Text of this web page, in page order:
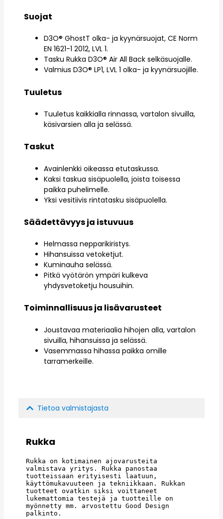
Suojat
D3O® GhostT olka- ja kyynärsuojat, CE Norm
EN 1621-1 2012, LVL 1.
Tasku Rukka D3O® Air All Back selkäsuojalle.
Valmius D3O® LP1, LVL 1 olka- ja kyynärsuojille.
Tuuletus
Tuuletus kaikkialla rinnassa, vartalon sivuilla,
käsivarsien alla ja selässä.
Taskut
Avainlenkki oikeassa etutaskussa.
Kaksi taskua sisäpuolella, joista toisessa
paikka puhelimelle.
Yksi vesitiivis rintatasku sisäpuolella.
Säädettävyys ja istuvuus
Helmassa nepparikiristys.
Hihansuissa vetoketjut.
Kuminauha selässä.
Pitkä vyötärön ympäri kulkeva
yhdysvetoketju housuihin.
Toiminnallisuus ja lisävarusteet
Joustavaa materiaalia hihojen alla, vartalon
sivuilla, hihansuissa ja selässä.
Vasemmassa hihassa paikka omille
tarramerkeille.
Tietoa valmistajasta
Rukka
Rukka on kotimainen ajovarusteita
valmistava yritys. Rukka panostaa
tuotteissaan erityisesti laatuun,
käyttömukavuuteen ja tekniikkaan. Rukkan
tuotteet ovatkin siksi voittaneet
lukemattomia testejä ja tuotteille on
myönnetty mm. arvostettu Good Design
palkinto.